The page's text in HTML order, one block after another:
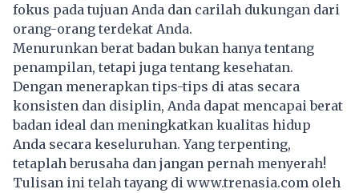
fokus pada tujuan Anda dan carilah dukungan dari
orang-orang terdekat Anda.
Menurunkan berat badan bukan hanya tentang
penampilan, tetapi juga tentang kesehatan.
Dengan menerapkan tips-tips di atas secara
konsisten dan disiplin, Anda dapat mencapai berat
badan ideal dan meningkatkan kualitas hidup
Anda secara keseluruhan. Yang terpenting,
tetaplah berusaha dan jangan pernah menyerah!
Tulisan ini telah tayang di www.trenasia.com oleh